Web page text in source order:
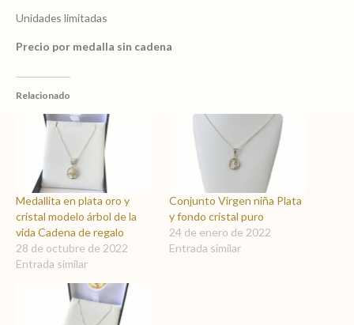
$ 1.690,00.
Unidades limitadas
Precio por medalla sin cadena
Relacionado
Medallita en plata oro y
cristal modelo árbol de la
vida Cadena de regalo
28 de octubre de 2022
Entrada similar
Conjunto Virgen niña Plata
y fondo cristal puro
24 de enero de 2022
Entrada similar